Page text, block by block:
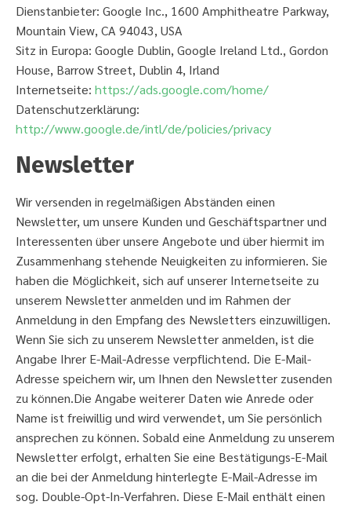
Dienstanbieter: Google Inc., 1600 Amphitheatre Parkway,
Mountain View, CA 94043, USA
Sitz in Europa: Google Dublin, Google Ireland Ltd., Gordon
House, Barrow Street, Dublin 4, Irland
Internetseite: https://ads.google.com/home/
Datenschutzerklärung:
http://www.google.de/intl/de/policies/privacy
Newsletter
Wir versenden in regelmäßigen Abständen einen
Newsletter, um unsere Kunden und Geschäftspartner und
Interessenten über unsere Angebote und über hiermit im
Zusammenhang stehende Neuigkeiten zu informieren. Sie
haben die Möglichkeit, sich auf unserer Internetseite zu
unserem Newsletter anmelden und im Rahmen der
Anmeldung in den Empfang des Newsletters einzuwilligen.
Wenn Sie sich zu unserem Newsletter anmelden, ist die
Angabe Ihrer E-Mail-Adresse verpflichtend. Die E-Mail-
Adresse speichern wir, um Ihnen den Newsletter zusenden
zu können.Die Angabe weiterer Daten wie Anrede oder
Name ist freiwillig und wird verwendet, um Sie persönlich
ansprechen zu können. Sobald eine Anmeldung zu unserem
Newsletter erfolgt, erhalten Sie eine Bestätigungs-E-Mail
an die bei der Anmeldung hinterlegte E-Mail-Adresse im
sog. Double-Opt-In-Verfahren. Diese E-Mail enthält einen